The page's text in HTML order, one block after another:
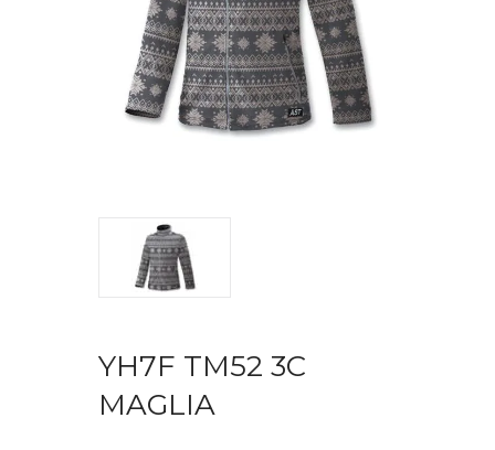
YH7F TM52 3C
MAGLIA